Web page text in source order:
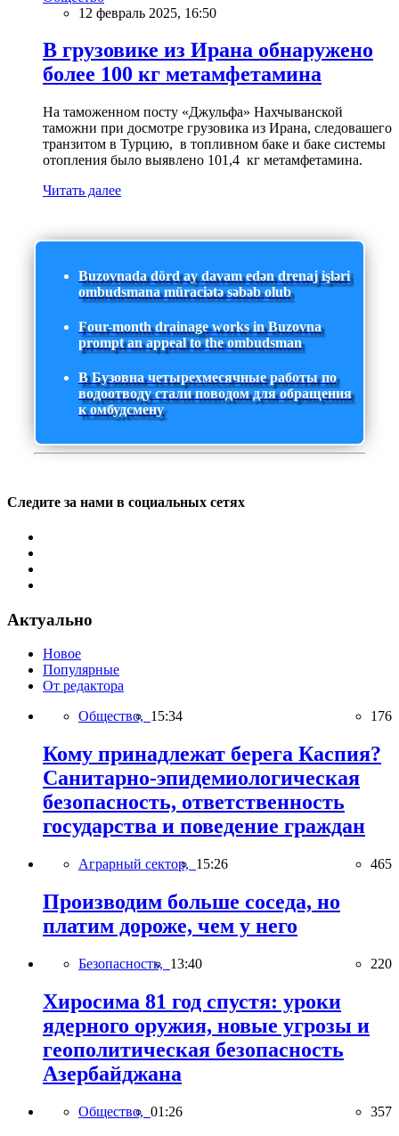
12 февраль 2025, 16:50
В грузовике из Ирана обнаружено
более 100 кг метамфетамина
На таможенном посту «Джульфа» Нахчыванской
таможни при досмотре грузовика из Ирана, следовашего
транзитом в Турцию, в топливном баке и баке системы
отопления было выявлено 101,4 кг метамфетамина.
Читать далее
Buzovnada dörd ay davam edən drenaj işləri
ombudsmana müraciətə səbəb olub
Four-month drainage works in Buzovna
prompt an appeal to the ombudsman
В Бузовна четырехмесячные работы по
водоотводу стали поводом для обращения
к омбудсмену
Следите за нами в социальных сетях
Актуально
Новое
Популярные
От редактора
Общество, 15:34 176
Кому принадлежат берега Каспия?
Санитарно-эпидемиологическая
безопасность, ответственность
государства и поведение граждан
Аграрный сектор, 15:26 465
Производим больше соседа, но
платим дороже, чем у него
Безопасность, 13:40 220
Хиросима 81 год спустя: уроки
ядерного оружия, новые угрозы и
геополитическая безопасность
Азербайджана
Общество, 01:26 357